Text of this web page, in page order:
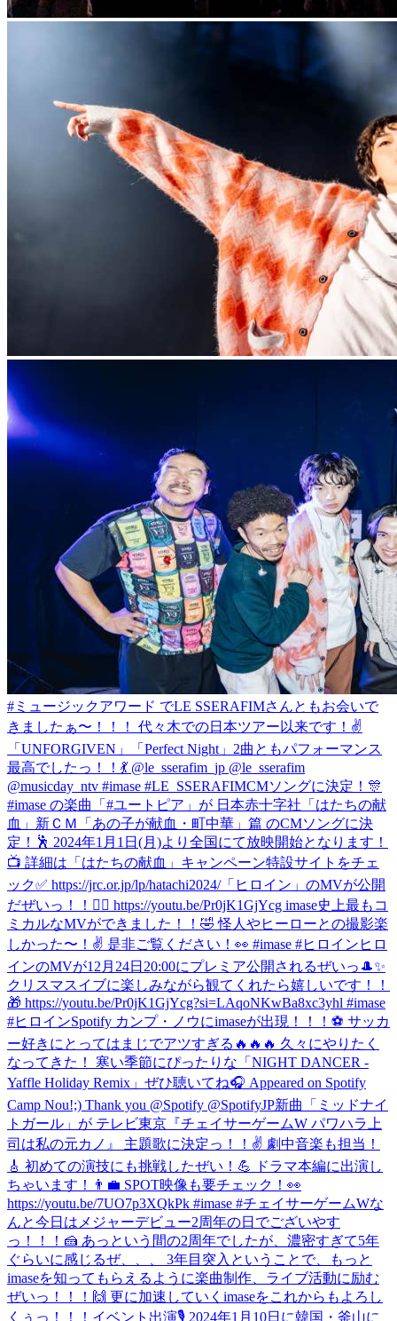
#ミュージックアワード でLE SSERAFIMさんともお会いで
きましたぁ〜！！！ 代々木での日本ツアー以来です！✌️
「UNFORGIVEN」「Perfect Night」2曲ともパフォーマンス
最高でしたっ！！💃 @le_sserafim_jp @le_sserafim
@musicday_ntv #imase #LE_SSERAFIMCMソングに決定！🎊
#imase の楽曲「#ユートピア」が 日本赤十字社「はたちの献
血」新ＣＭ「あの子が献血・町中華」篇 のCMソングに決
定！🕺 2024年1月1日(月)より全国にて放映開始となります！
📺 詳細は「はたちの献血」キャンペーン特設サイトをチェ
ック✅ https://jrc.or.jp/lp/hatachi2024/「ヒロイン」のMVが公開
だぜいっ！！🦸‍♀️ https://youtu.be/Pr0jK1GjYcg imase史上最もコ
ミカルなMVができました！！🤣 怪人やヒーローとの撮影楽
しかった〜！✌️ 是非ご覧ください！👀 #imase #ヒロイン ヒロ
インのMVが12月24日20:00にプレミア公開されるぜいっ🎩✨
クリスマスイブに楽しみながら観てくれたら嬉しいです！！
🎁 https://youtu.be/Pr0jK1GjYcg?si=LAqoNKwBa8xc3yhl #imase
#ヒロインSpotify カンプ・ノウにimaseが出現！！！⚽️ サッカ
ー好きにとってはまじでアツすぎる🔥🔥🔥 久々にやりたく
なってきた！ 寒い季節にぴったりな「NIGHT DANCER -
Yaffle Holiday Remix」ぜひ聴いてね🎧 Appeared on Spotify
Camp Nou!;) Thank you @Spotify @SpotifyJP新曲「ミッドナイ
トガール」が テレビ東京『チェイサーゲームW パワハラ上
司は私の元カノ』 主題歌に決定っ！！✌️ 劇中音楽も担当！
🎸 初めての演技にも挑戦したぜい！💪 ドラマ本編に出演し
ちゃいます！👨‍💼 SPOT映像も要チェック！👀
https://youtu.be/7UO7p3XQkPk #imase #チェイサーゲームWな
んと今日はメジャーデビュー2周年の日でございやす
っ！！！🍰 あっという間の2周年でしたが、濃密すぎて5年
ぐらいに感じるぜ、、、 3年目突入ということで、もっと
imaseを知ってもらえるように楽曲制作、ライブ活動に励む
ぜいっ！！！🙌 更に加速していくimaseをこれからもよろし
くぅっ！！！ イベント出演🎙 2024年1月10日に韓国・釜山に